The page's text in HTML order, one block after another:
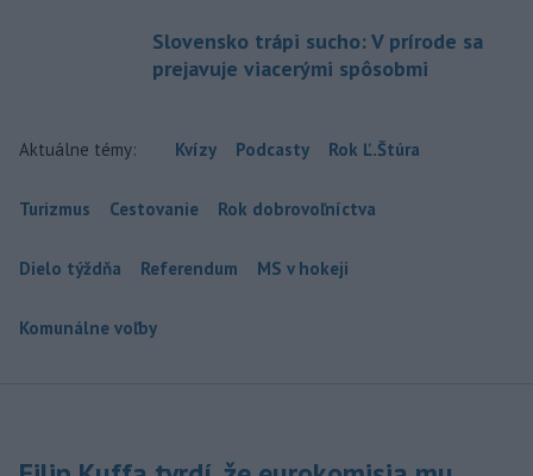
Slovensko trápi sucho: V prírode sa
prejavuje viacerými spôsobmi
Aktuálne témy: Kvízy Podcasty Rok Ľ.Štúra
Turizmus Cestovanie Rok dobrovoľníctva
Dielo týždňa Referendum MS v hokeji
Komunálne voľby